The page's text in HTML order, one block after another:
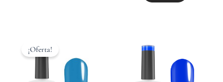
¡Oferta!
original
era:
11,99 €.
es:
8,50 €.